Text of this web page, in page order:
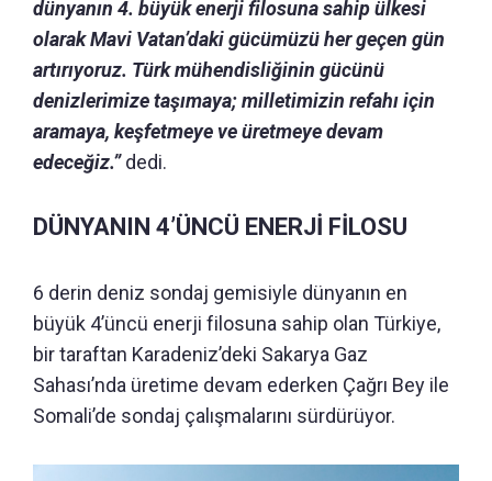
dünyanın 4. büyük enerji filosuna sahip ülkesi
olarak Mavi Vatan’daki gücümüzü her geçen gün
artırıyoruz. Türk mühendisliğinin gücünü
denizlerimize taşımaya; milletimizin refahı için
aramaya, keşfetmeye ve üretmeye devam
edeceğiz.”dedi.
DÜNYANIN 4’ÜNCÜ ENERJİ FİLOSU
6 derin deniz sondaj gemisiyle dünyanın en
büyük 4’üncü enerji filosuna sahip olan Türkiye,
bir taraftan Karadeniz’deki Sakarya Gaz
Sahası’nda üretime devam ederken Çağrı Bey ile
Somali’de sondaj çalışmalarını sürdürüyor.